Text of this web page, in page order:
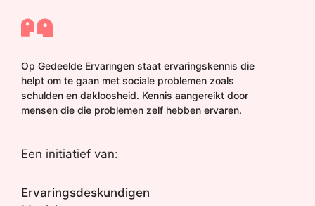
Op Gedeelde Ervaringen staat ervaringskennis die
helpt om te gaan met sociale problemen zoals
schulden en dakloosheid. Kennis aangereikt door
mensen die die problemen zelf hebben ervaren.
Een initiatief van:
Ervaringsdeskundigen